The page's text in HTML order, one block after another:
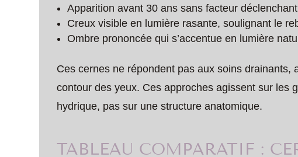
Apparition avant 30 ans sans facteur
Creux visible en lumière rasante, soulignant le
Ombre prononcée qui s’accentue en lumière
Ces cernes ne répondent pas aux soins drainants,
contour des yeux. Ces approches agissent sur les
hydrique, pas sur une structure anatomique.
TABLEAU COMPARATIF :